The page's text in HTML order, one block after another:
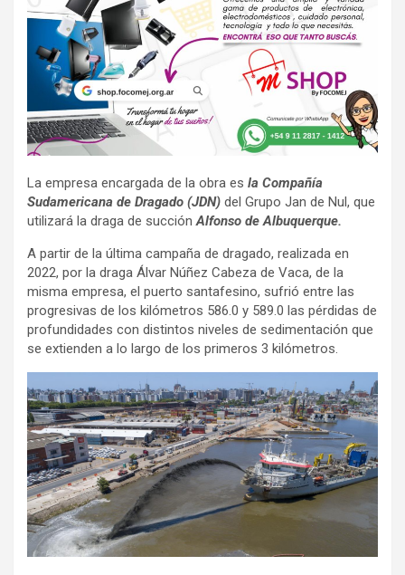
La empresa encargada de la obra es la Compañía
Sudamericana de Dragado (JDN) del Grupo Jan de Nul, que
utilizará la draga de succiónAlfonso de Albuquerque.
A partir de la última campaña de dragado, realizada en
2022, por la draga Álvar Núñez Cabeza de Vaca, de la
misma empresa, el puerto santafesino, sufrió entre las
progresivas de los kilómetros 586.0 y 589.0 las pérdidas de
profundidades con distintos niveles de sedimentación que
se extienden a lo largo de los primeros 3 kilómetros.